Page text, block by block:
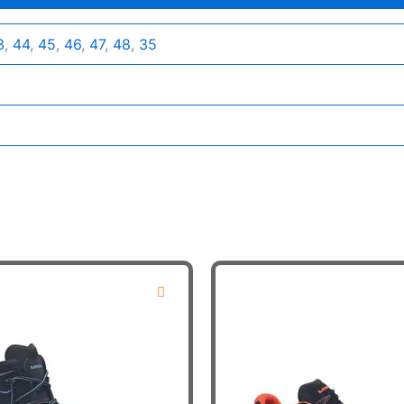
, 44, 45, 46, 47, 48, 35